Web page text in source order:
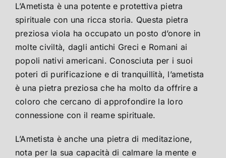
L’Ametista è una potente e protettiva pietra
spirituale con una ricca storia. Questa pietra
preziosa viola ha occupato un posto d’onore in
molte civiltà, dagli antichi Greci e Romani ai
popoli nativi americani. Conosciuta per i suoi
poteri di purificazione e di tranquillità, l’ametista
è una pietra preziosa che ha molto da offrire a
coloro che cercano di approfondire la loro
connessione con il reame spirituale.
L’Ametista è anche una pietra di meditazione,
nota per la sua capacità di calmare la mente e